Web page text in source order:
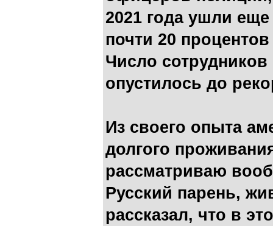
2021 года ушли еще
почти 20
Число сотрудников
опустилось до
Из своего опыта
долгого
рассматриваю
Русский парень,
рассказал, что в